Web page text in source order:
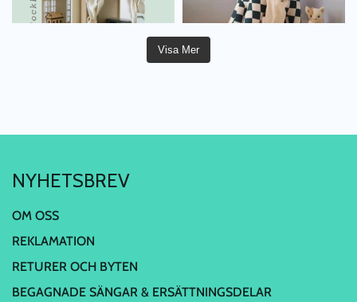
Visa Mer
NYHETSBREV
OM OSS
REKLAMATION
RETURER OCH BYTEN
BEGAGNADE SÄNGAR & ERSÄTTNINGSDELAR